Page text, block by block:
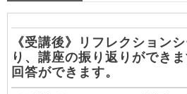
《受講後》リフレクション
り、講座の振り返りができ
回答ができます。